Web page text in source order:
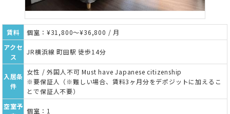
賃料
個室：¥31,800～¥36,800 / 月
アクセ
ス
JR横浜線 町田駅 徒歩14分
入居条
件
女性 / 外国人不可 Must have Japanese citizenship
※要保証人（※難しい場合、賃料3ヶ月分をデポジットに加えるこ
とで保証人不要）
空室予
個室：1